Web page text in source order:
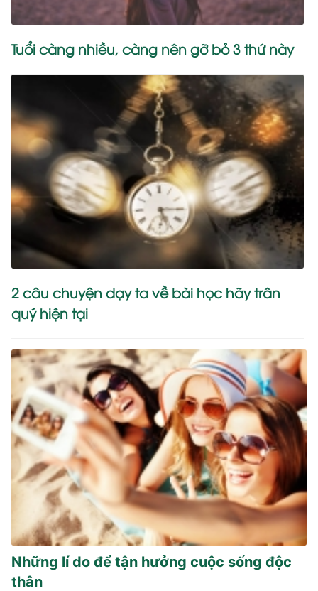
Tuổi càng nhiều, càng nên gỡ bỏ 3 thứ này
2 câu chuyện dạy ta về bài học hãy trân
quý hiện tại
Những lí do để tận hưởng cuộc sống độc
thân